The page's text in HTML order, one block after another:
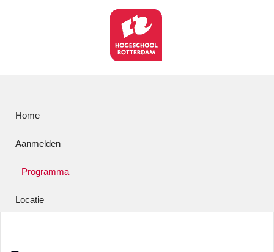
Home
Aanmelden
Programma
Locatie